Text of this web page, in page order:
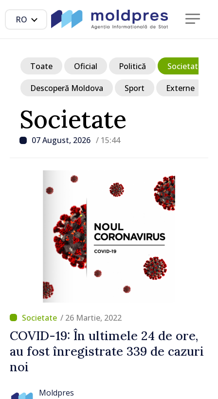
RO
Societate
07 August, 2026 / 15:44
Toate Oficial Politică Societate
Descoperă Moldova Sport Externe
/ 26 Martie, 2022
COVID-19: În ultimele 24 de ore,
au fost înregistrate 339 de cazuri
noi
Moldpres